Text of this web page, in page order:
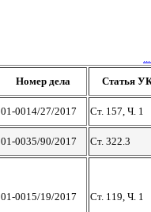
Номер дела Статья
01-0014/27/2017 Ст. 157, Ч. 1
01-0035/90/2017 Ст. 322.3
01-0015/19/2017 Ст. 119, Ч. 1